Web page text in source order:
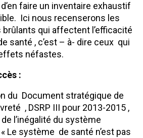
faire un inventaire exhaustif
Ici nous recenserons les
qui affectent l’efficacité
santé , c’est – à- dire ceux qui
néfastes.
:
du Document stratégique de
, DSRP III pour 2013-2015 ,
l’inégalité du système
Le système de santé n’est pas